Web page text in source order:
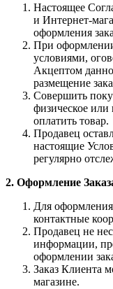
Настоящее
и Интернет-
оформления
При оформлении
условиями,
Акцептом
размещение
Совершить
физическое или
оплатить товар.
Продавец
настоящие
регулярно
2. Оформление
Для оформления
контактные
Продавец не
информации,
оформлении
Заказ Клиента
магазине.